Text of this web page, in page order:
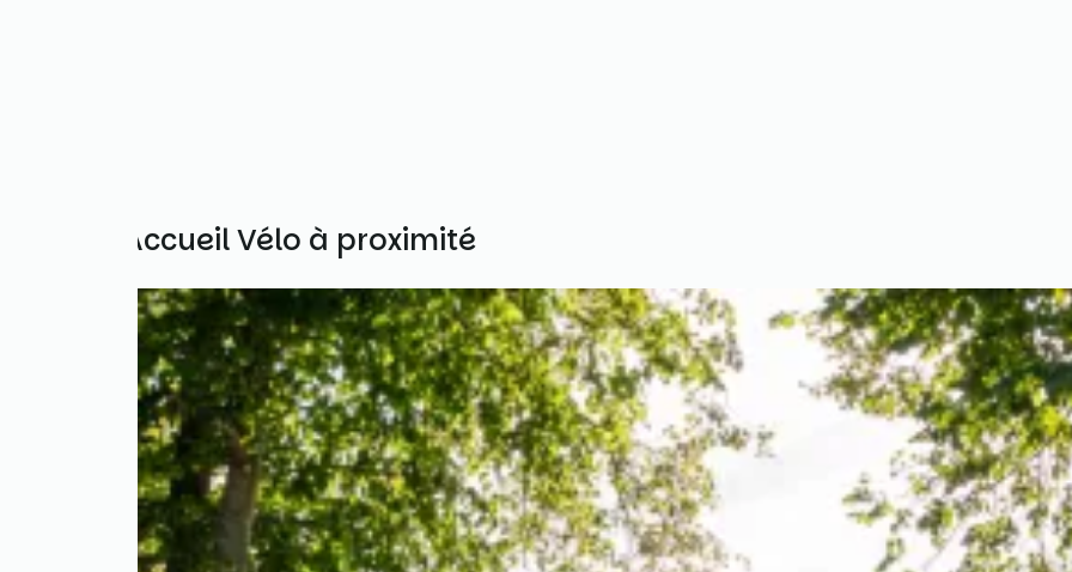
Autres Accueil Vélo à proximité